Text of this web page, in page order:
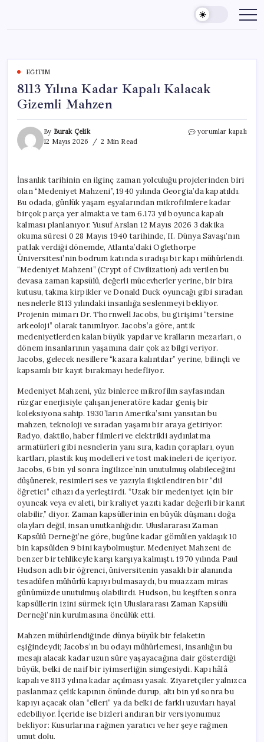
content
EĞITIM
8113 Yılına Kadar Kapalı Kalacak
Gizemli Mahzen
By Burak Çelik
12 Mayıs 2026
2 Min Read
8113
Gizemli
Mahzen
için
yorumlar kapalı
İnsanlık tarihinin en ilginç zaman yolculuğu projelerinden biri
olan “Medeniyet Mahzeni”, 1940 yılında Georgia’da kapatıldı.
Bu odada, günlük yaşam eşyalarından mikrofilmlere kadar
birçok parça yer almakta ve tam 6.173 yıl boyunca kapalı
kalması planlanıyor. Yusuf Arslan 12 Mayıs 2026 3 dakika
okuma süresi 0 28 Mayıs 1940 tarihinde, II. Dünya Savaşı’nın
patlak verdiği dönemde, Atlanta’daki Oglethorpe
Üniversitesi’nin bodrum katında sıradışı bir kapı mühürlendi.
“Medeniyet Mahzeni” (Crypt of Civilization) adı verilen bu
devasa zaman kapsülü, değerli mücevherler yerine, bir bira
kutusu, takma kirpikler ve Donald Duck oyuncağı gibi sıradan
nesnelerle 8113 yılındaki insanlığa seslenmeyi bekliyor.
Projenin mimarı Dr. Thornwell Jacobs, bu girişimi “tersine
arkeoloji” olarak tanımlıyor. Jacobs’a göre, antik
medeniyetlerden kalan büyük yapılar ve kralların mezarları, o
dönem insanlarının yaşamına dair çok az bilgi veriyor.
Jacobs, gelecek nesillere “kazara kalıntılar” yerine, bilinçli ve
kapsamlı bir kayıt bırakmayı hedefliyor.
Medeniyet Mahzeni, yüz binlerce mikrofilm sayfasından
rüzgar enerjisiyle çalışan jeneratöre kadar geniş bir
koleksiyona sahip. 1930’ların Amerika’sını yansıtan bu
mahzen, teknoloji ve sıradan yaşamı bir araya getiriyor:
Radyo, daktilo, haber filmleri ve elektrikli aydınlatma
armatürleri gibi nesnelerin yanı sıra, kadın çorapları, oyun
kartları, plastik kuş modelleri ve tost makineleri de içeriyor.
Jacobs, 6 bin yıl sonra İngilizce’nin unutulmuş olabileceğini
düşünerek, resimleri ses ve yazıyla ilişkilendiren bir “dil
öğretici” cihazı da yerleştirdi. “Uzak bir medeniyet için bir
oyuncak veya ev aleti, bir kraliyet yazıtı kadar değerli bir kanıt
olabilir,” diyor. Zaman kapsüllerinin en büyük düşmanı doğa
olayları değil, insan unutkanlığıdır. Uluslararası Zaman
Kapsülü Derneği’ne göre, bugüne kadar gömülen yaklaşık 10
bin kapsülden 9 bini kaybolmuştur. Medeniyet Mahzeni de
benzer bir tehlikeyle karşı karşıya kalmıştı. 1970 yılında Paul
Hudson adlı bir öğrenci, üniversitenin yasaklı bir alanında
tesadüfen mühürlü kapıyı bulmasaydı, bu muazzam miras
günümüzde unutulmuş olabilirdi. Hudson, bu keşiften sonra
kapsüllerin izini sürmek için Uluslararası Zaman Kapsülü
Derneği’nin kurulmasına öncülük etti.
Mahzen mühürlendiğinde dünya büyük bir felaketin
eşiğindeydi; Jacobs’ın bu odayı mühürlemesi, insanlığın bu
mesajı alacak kadar uzun süre yaşayacağına dair gösterdiği
büyük, belki de naif bir iyimserliğin simgesiydi. Kapı hâlâ
kapalı ve 8113 yılına kadar açılması yasak. Ziyaretçiler yalnızca
paslanmaz çelik kapının önünde durup, altı bin yıl sonra bu
kapıyı açacak olan “elleri” ya da belki de farklı uzuvları hayal
edebiliyor. İçeride ise bizleri andıran bir versiyonumuz
bekliyor: Kusurlarına rağmen yaratıcı ve her şeye rağmen
umut dolu.